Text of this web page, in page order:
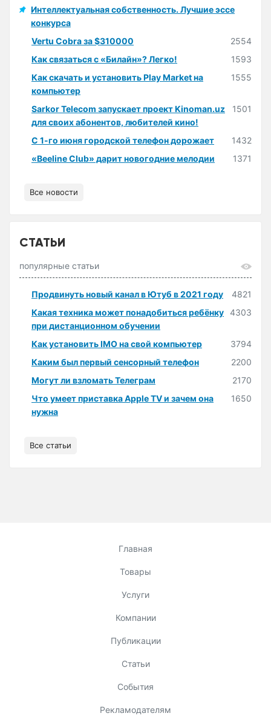
Интеллектуальная собственность. Лучшие эссе
конкурса
Vertu Cobra за $310000
2554
Как связаться с «Билайн»? Легко!
1593
Как скачать и установить Play Market на
компьютер
1555
Sarkor Telecom запускает проект Kinoman.uz
для своих абонентов, любителей кино!
1501
С 1-го июня городской телефон дорожает
1432
«Beeline Club» дарит новогодние мелодии
1371
Все новости
СТАТЬИ
популярные статьи
Продвинуть новый канал в Ютуб в 2021 году
4821
Какая техника может понадобиться ребёнку
при дистанционном обучении
4303
Как установить IMO на свой компьютер
3794
Каким был первый сенсорный телефон
2200
Могут ли взломать Телеграм
2170
Что умеет приставка Apple TV и зачем она
нужна
1650
Все статьи
Главная
Товары
Услуги
Компании
Публикации
Статьи
События
Рекламодателям